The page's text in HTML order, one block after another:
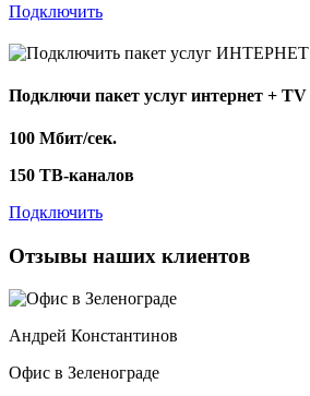
Подключить
Подключи пакет услуг интернет + TV
100 Мбит/сек.
150 ТВ-каналов
Подключить
Отзывы наших клиентов
Андрей Константинов
Офис в Зеленограде